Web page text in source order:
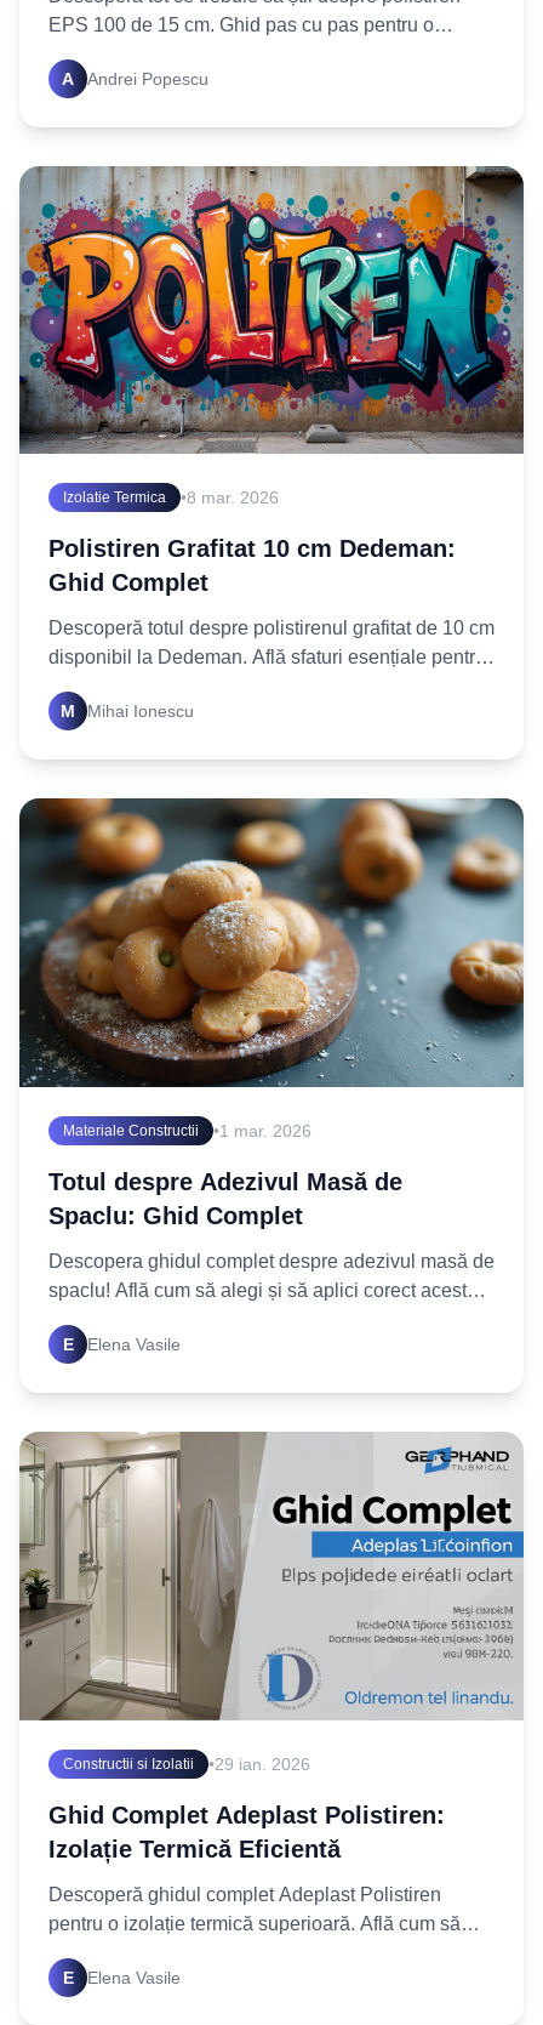
EPS 100 de 15 cm. Ghid pas cu pas pentru o
aplici
A Andrei Popescu
Izolatie Termica •8 mar. 2026
Polistiren Grafitat 10 cm Dedeman:
Ghid Complet
Descoperă totul despre polistirenul grafitat de 10 cm
disponibil la Dedeman. Află sfaturi esențiale pentru
alegere și montaj. Izolează inteligent
M Mihai Ionescu
Materiale Constructii •1 mar. 2026
Totul despre Adezivul Masă de
Spaclu: Ghid Complet
Descopera ghidul complet despre adezivul masă de
spaclu! Află cum să alegi și să aplici corect acest
acum
E Elena Vasile
Constructii si Izolatii •29 ian. 2026
Ghid Complet Adeplast Polistiren:
Izolație Termică Eficientă
Descoperă ghidul complet Adeplast Polistiren
pentru o izolație termică superioară. Află cum să
polistiren
E Elena Vasile